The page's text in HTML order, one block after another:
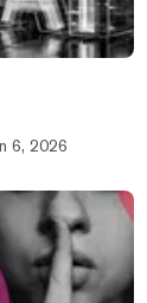
6, 2026